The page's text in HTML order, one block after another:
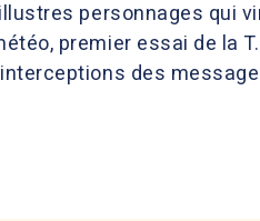
personnages qui
premier essai de la
des